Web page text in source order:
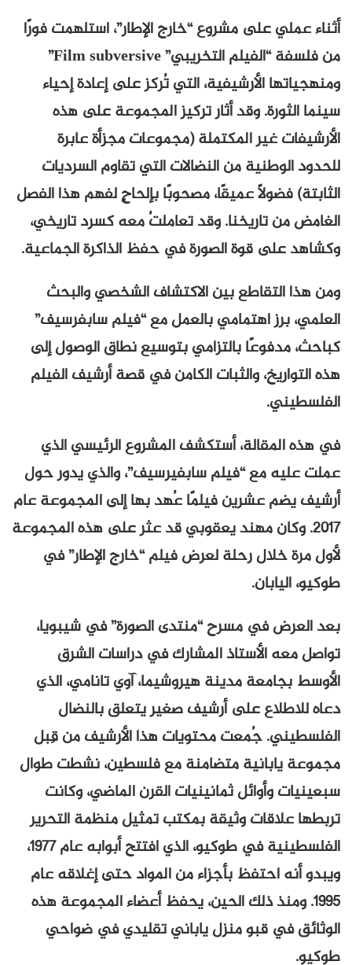
أثناء عملي على مشروع “خارج الإطار”، استلهمت فورًا
من فلسفة “الفيلم التخريبي” Film subversive”
ومنهجياتها الأرشيفية، التي تُركز على إعادة إحياء
سينما الثورة. وقد أثار تركيز المجموعة على هذه
الأرشيفات غير المكتملة (مجموعات مجزأة عابرة
للحدود الوطنية من النضالات التي تقاوم السرديات
الثابتة) فضولًا عميقًا، مصحوبًا بإلحاحٍ لفهم هذا الفصل
الغامض من تاريخنا. وقد تعاملتُ معه كسرد تاريخي،
وكشاهد على قوة الصورة في حفظ الذاكرة الجماعية.
ومن هذا التقاطع بين الاكتشاف الشخصي والبحث
العلمي، برز اهتمامي بالعمل مع “فيلم سابفرسيف”
كباحث، مدفوعًا بالتزامي بتوسيع نطاق الوصول إلى
هذه التواريخ، والثبات الكامن في قصة أرشيف الفيلم
الفلسطيني.
في هذه المقالة، أستكشف المشروع الرئيسي الذي
عملت عليه مع “فيلم سابفيرسيف”، والذي يدور حول
أرشيف يضم عشرين فيلمًا عُهد بها إلى المجموعة عام
٢٠١٧. وكان مهند يعقوبي قد عثر على هذه المجموعة
لأول مرة خلال رحلة لعرض فيلم “خارج الإطار” في
طوكيو، اليابان.
بعد العرض في مسرح “منتدى الصورة” في شيبويا،
تواصل معه الأستاذ المشارك في دراسات الشرق
الأوسط بجامعة مدينة هيروشيما، آوي تانامي، الذي
دعاه للاطلاع على أرشيف صغير يتعلق بالنضال
الفلسطيني. جُمعت محتويات هذا الأرشيف من قِبل
مجموعة يابانية متضامنة مع فلسطين، نشطت طوال
سبعينيات وأوائل ثمانينيات القرن الماضي، وكانت
تربطها علاقات وثيقة بمكتب تمثيل منظمة التحرير
الفلسطينية في طوكيو، الذي افتتح أبوابه عام ١٩٧٧،
ويبدو أنه احتفظ بأجزاء من المواد حتى إغلاقه عام
١٩٩٥. ومنذ ذلك الحين، يحفظ أعضاء المجموعة هذه
الوثائق في قبو منزل ياباني تقليدي في ضواحي
طوكيو.